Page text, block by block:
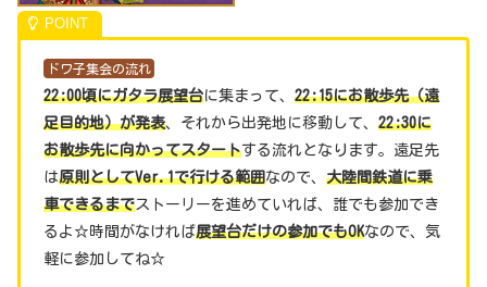
ドワ子集会の流れ
22:00頃にガタラ展望台に集まって、 22:15にお散歩先（遠
足目的地）が発表、それから出発地に移動して、 22:30に
お散歩先に向かってスタートする流れとなります。遠足先
は原則としてVer.1で行ける範囲なので、 大陸間鉄道に乗
車できるまでストーリーを進めていれば、誰でも参加でき
るよ☆時間がなければ展望台だけの参加でもOKなので、気
軽に参加してね☆